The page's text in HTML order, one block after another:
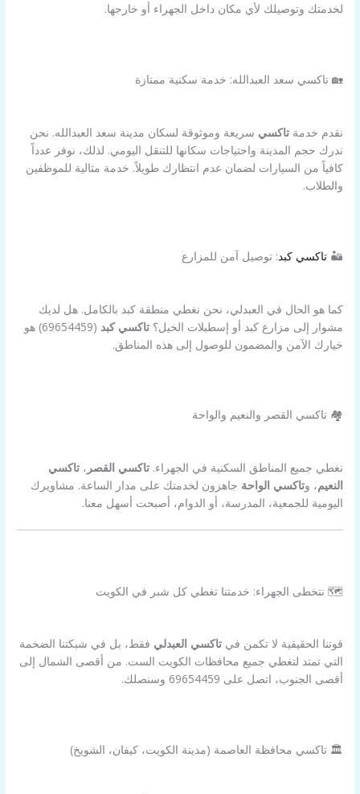
لخدمتك وتوصيلك لأي مكان داخل الجهراء أو خارجها.
🏡 تاكسي سعد العبدالله: خدمة سكنية ممتازة
نقدم خدمةتاكسي سريعة وموثوقة لسكان مدينة سعد العبدالله. نحن
ندرك حجم المدينة واحتياجات سكانها للتنقل اليومي. لذلك، نوفر عدداً
كافياً من السيارات لضمان عدم انتظارك طويلاً. خدمة مثالية للموظفين
والطلاب.
🏜️تاكسي كبد: توصيل آمن للمزارع
كما هو الحال في العبدلي، نحن نغطي منطقة كبد بالكامل. هل لديك
مشوار إلى مزارع كبد أو إسطبلات الخيل؟تاكسي كبد
(69654459) هو
خيارك الآمن والمضمون للوصول إلى هذه المناطق.
🏘️ تاكسي القصر والنعيم والواحة
نغطي جميع المناطق السكنية في الجهراء.تاكسي القصر ،تاكسي
النعيم، وتاكسي الواحة جاهزون لخدمتك على مدار الساعة. مشاويرك
اليومية للجمعية، المدرسة، أو الدوام، أصبحت أسهل معنا.
🗺️ نتخطى الجهراء: خدمتنا تغطي كل شبر في الكويت
قوتنا الحقيقية لا تكمن فيتاكسي العبدلي فقط، بل في شبكتنا الضخمة
التي تمتد لتغطي جميع محافظات الكويت الست. من أقصى الشمال إلى
أقصى الجنوب، اتصل على 69654459 وسنصلك.
🏛️ تاكسي محافظة العاصمة (مدينة الكويت، كيفان، الشويخ)